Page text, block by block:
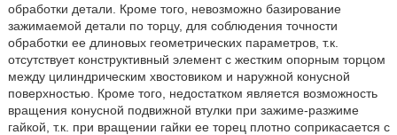
обработки детали. Кроме того, невозможно базирование
зажимаемой детали по торцу, для соблюдения точности
обработки ее длиновых геометрических параметров, т.к.
отсутствует конструктивный элемент с жестким опорным торцом
между цилиндрическим хвостовиком и наружной конусной
поверхностью. Кроме того, недостатком является возможность
вращения конусной подвижной втулки при зажиме-разжиме
гайкой, т.к. при вращении гайки ее торец плотно соприкасается с